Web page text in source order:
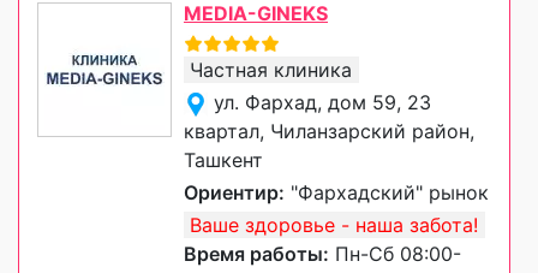
MEDIA-GINEKS
Частная клиника
ул. Фархад, дом 59, 23
квартал, Чиланзарский район,
Ташкент
Ориентир: "Фархадский" рынок
Ваше здоровье - наша забота!
Время работы: Пн-Сб 08:00-